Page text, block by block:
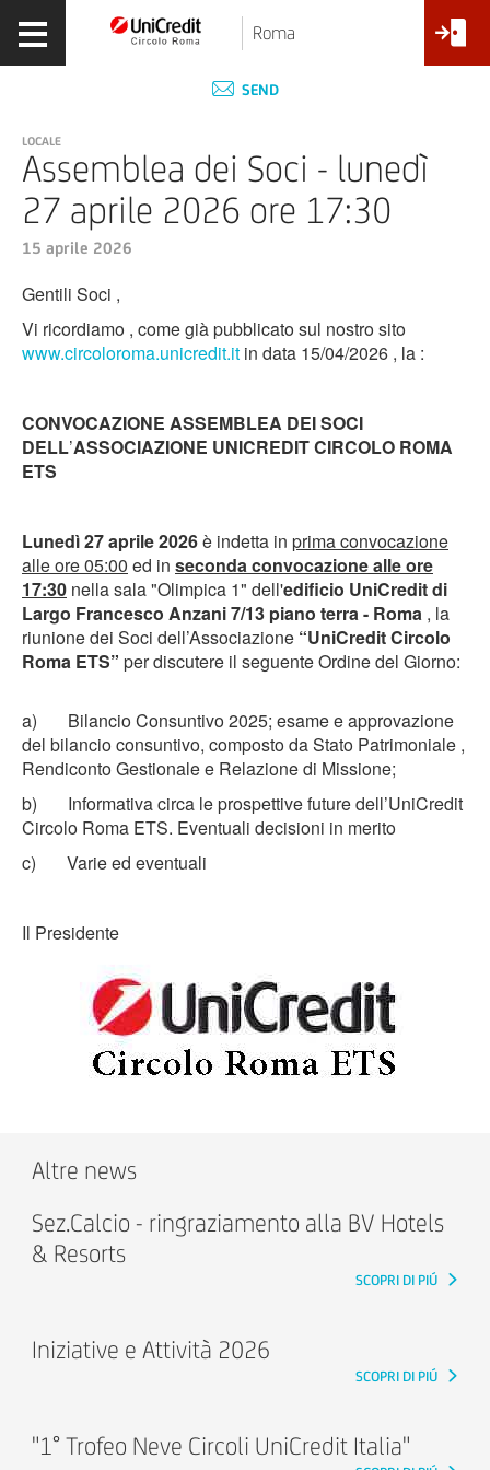
Roma
SEND
LOCALE
Assemblea dei Soci - lunedì
27 aprile 2026 ore 17:30
15 aprile 2026
Gentili Soci ,
Vi ricordiamo , come già pubblicato sul nostro sito
www.circoloroma.unicredit.it in data 15/04/2026 , la :
CONVOCAZIONE ASSEMBLEA DEI SOCI
DELL’ASSOCIAZIONE UNICREDIT CIRCOLO ROMA
ETS
Lunedì 27aprile 2026è indetta in prima convocazione
alleore05:00 ed in seconda convocazione alle ore
17:30 nella sala "Olimpica 1" dell'edificio UniCredit di
Largo Francesco Anzani 7/13 piano terra - Roma , la
riunione dei Soci dell’Associazione “UniCredit Circolo
Roma ETS” per discutere il seguente Ordine del Giorno:
a) Bilancio Consuntivo 2025; esame e approvazione
del bilancio consuntivo, composto da Stato Patrimoniale ,
Rendiconto Gestionale e Relazione di Missione;
b) Informativa circa le prospettive future dell’UniCredit
Circolo Roma ETS. Eventuali decisioni in merito
c) Varie ed eventuali
Il Presidente
Altre news
Sez.Calcio - ringraziamento alla BV Hotels
& Resorts
SCOPRI DI PIÚ
Iniziative e Attività 2026
SCOPRI DI PIÚ
"1° Trofeo Neve Circoli UniCredit Italia"